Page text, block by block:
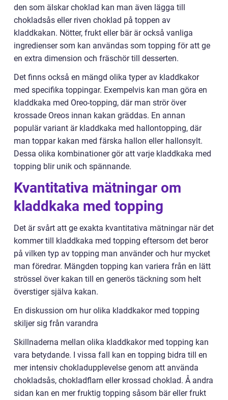
den som älskar choklad kan man även lägga till
chokladsås eller riven choklad på toppen av
kladdkakan. Nötter, frukt eller bär är också vanliga
ingredienser som kan användas som topping för att ge
en extra dimension och fräschör till desserten.
Det finns också en mängd olika typer av kladdkakor
med specifika toppingar. Exempelvis kan man göra en
kladdkaka med Oreo-topping, där man strör över
krossade Oreos innan kakan gräddas. En annan
populär variant är kladdkaka med hallontopping, där
man toppar kakan med färska hallon eller hallonsylt.
Dessa olika kombinationer gör att varje kladdkaka med
topping blir unik och spännande.
Kvantitativa mätningar om
kladdkaka med topping
Det är svårt att ge exakta kvantitativa mätningar när det
kommer till kladdkaka med topping eftersom det beror
på vilken typ av topping man använder och hur mycket
man föredrar. Mängden topping kan variera från en lätt
strössel över kakan till en generös täckning som helt
överstiger själva kakan.
En diskussion om hur olika kladdkakor med topping
skiljer sig från varandra
Skillnaderna mellan olika kladdkakor med topping kan
vara betydande. I vissa fall kan en topping bidra till en
mer intensiv chokladupplevelse genom att använda
chokladsås, chokladflarn eller krossad choklad. Å andra
sidan kan en mer fruktig topping såsom bär eller frukt